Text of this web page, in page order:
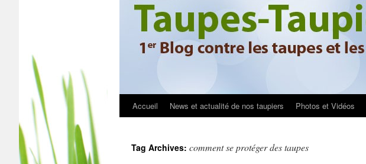
Accueil News et actualité de nos taupiers Photos et Vidéos
Tag Archives: comment se protéger des taupes